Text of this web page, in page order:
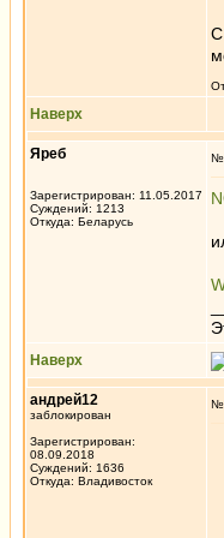
С
Наверх
Яреб
Зарегистрирован: 11.05.2017
Суждений: 1213
Откуда: Беларусь
№
Наверх
андрей12
заблокирован
Зарегистрирован:
08.09.2018
Суждений: 1636
Откуда: Владивосток
№